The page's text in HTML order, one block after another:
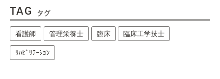
TAG タグ
看護師 管理栄養士 臨床 臨床工学技士
ﾘﾊﾋﾞﾘﾃｰｼｮﾝ